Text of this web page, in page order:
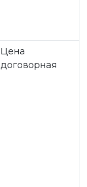
Цена
договорная